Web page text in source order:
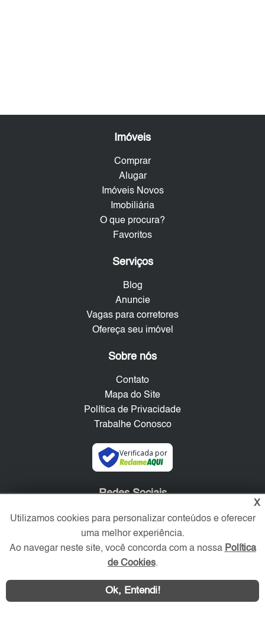
Imóveis
Comprar
Alugar
Imóveis Novos
Imobiliária
O que procura?
Favoritos
Serviços
Blog
Anuncie
Vagas para corretores
Ofereça seu imóvel
Sobre nós
Contato
Mapa do Site
Política de Privacidade
Trabalhe Conosco
Verificada por
Redes Sociais
X
Utilizamos cookies para personalizar conteúdos e oferecer
uma melhor experiência.
Ao navegar neste site, você concorda com a nossa Política
de Cookies.
Ok, Entendi!